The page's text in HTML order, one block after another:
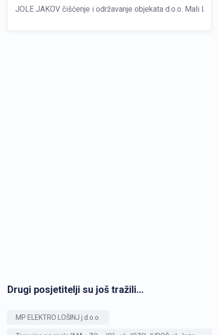
JOLE JAKOV čišćenje i održavanje objekata d.o.o. Mali
Drugi posjetitelji su još tražili...
MP ELEKTRO LOŠINJ j.d.o.o.